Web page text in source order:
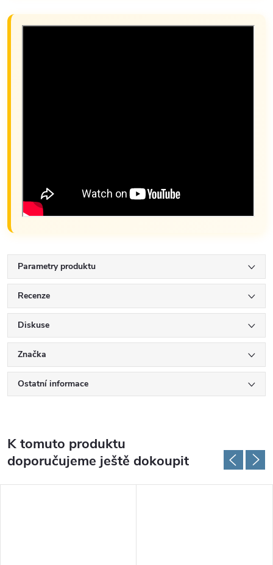
Parametry produktu
Recenze
Diskuse
Značka
Ostatní informace
K tomuto produktu
doporučujeme ještě dokoupit